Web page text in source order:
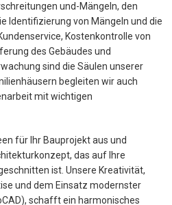
und-Mängeln, den
Identifizierung von Mängeln und die
Kostenkontrolle von
des Gebäudes und
sind die Säulen unserer
begleiten wir auch
mit wichtigen
für Ihr Bauprojekt aus und
das auf Ihre
ist. Unsere Kreativität,
und dem Einsatz modernster
schafft ein harmonisches